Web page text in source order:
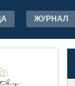
ЖУРНАЛ